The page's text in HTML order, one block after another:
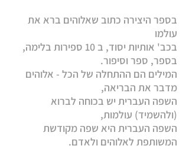
בספר היצירה כתוב שאלוהים ברא את
עולמו
בכב' אותיות יסוד,
ב 10 ספירות בלימה,
בספר, ספר וסיפור.
המילים הם ההתחלה של הכל - אלוהים
מדבר את הבריאה,
השפה העברית יש בכוחה לברוא
(ולהשמיד) עולמות,
השפה העברית היא שפה מקודשת
המשותפת לאלוהים ולאדם.